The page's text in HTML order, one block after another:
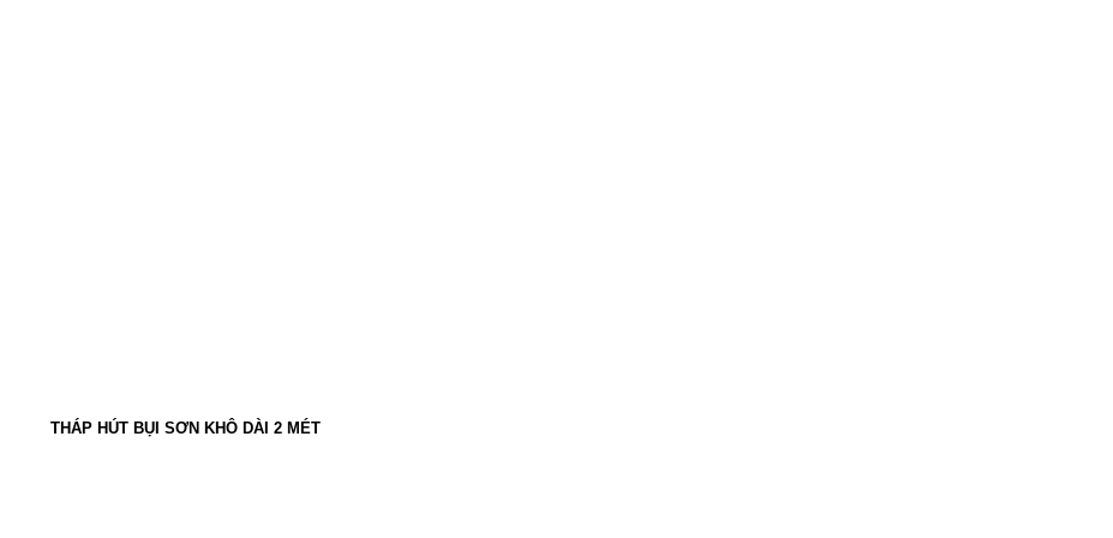
THÁP HÚT BỤI SƠN KHÔ DÀI 2 MÉT